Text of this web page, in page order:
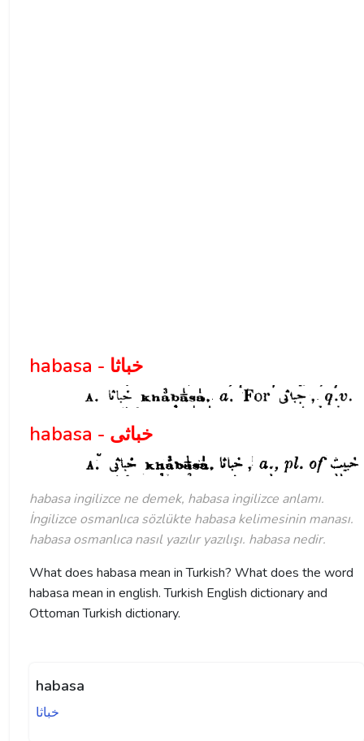
habasa - خباثا
habasa - خباثی
habasa ingilizce ne demek, habasa ingilizce anlamı.
İngilizce osmanlıca sözlükte habasa kelimesinin manası.
habasa osmanlıca nasıl yazılır yazılışı. habasa nedir.
What does habasa mean in Turkish? What does the word
habasa mean in english. Turkish English dictionary and
Ottoman Turkish dictionary.
habasa
خباثا